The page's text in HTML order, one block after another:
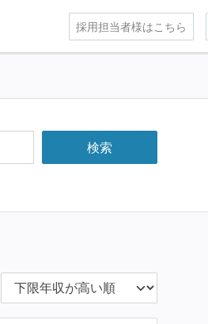
採用担当者様はこちら